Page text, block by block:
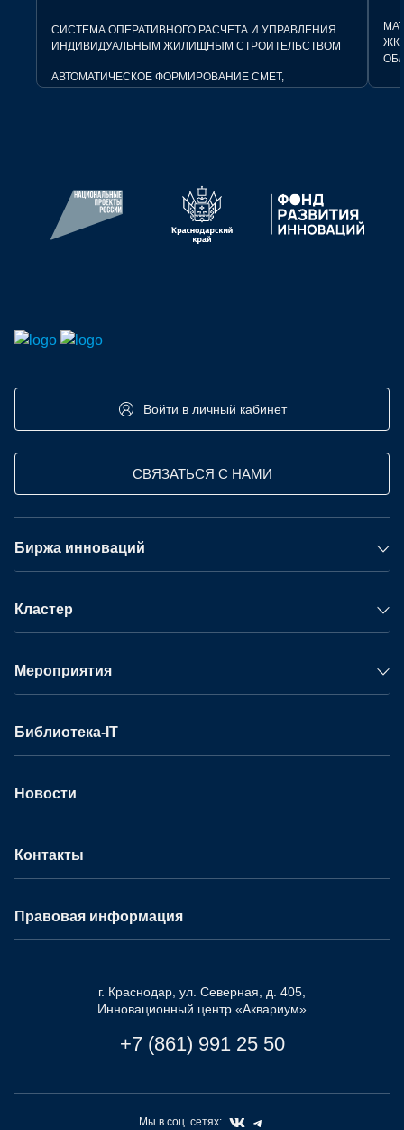
СИСТЕМА ОПЕРАТИВНОГО РАСЧЕТА И УПРАВЛЕНИЯ
ИНДИВИДУАЛЬНЫМ ЖИЛИЩНЫМ СТРОИТЕЛЬСТВОМ
АВТОМАТИЧЕСКОЕ ФОРМИРОВАНИЕ СМЕТ,
ПОТРЕБНОСТИ:
ИНВЕСТИЦИИ
Войти в личный кабинет
СВЯЗАТЬСЯ С НАМИ
Биржа инноваций
Кластер
Мероприятия
Библиотека-IT
Новости
Контакты
Правовая информация
г. Краснодар, ул. Северная, д. 405,
Инновационный центр «Аквариум»
+7 (861) 991 25 50
Мы в соц. сетях: